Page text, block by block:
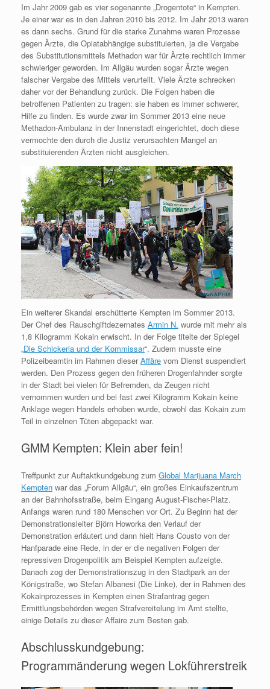
Im Jahr 2009 gab es vier sogenannte „Drogentote“ in Kempten.
Je einer war es in den Jahren 2010 bis 2012. Im Jahr 2013 waren
es dann sechs. Grund für die starke Zunahme waren Prozesse
gegen Ärzte, die Opiatabhängige substituierten, ja die Vergabe
des Substitutionsmittels Methadon war für Ärzte rechtlich immer
schwieriger geworden. Im Allgäu wurden sogar Ärzte wegen
falscher Vergabe des Mittels verurteilt. Viele Ärzte schrecken
daher vor der Behandlung zurück. Die Folgen haben die
betroffenen Patienten zu tragen: sie haben es immer schwerer,
Hilfe zu finden. Es wurde zwar im Sommer 2013 eine neue
Methadon-Ambulanz in der Innenstadt eingerichtet, doch diese
vermochte den durch die Justiz verursachten Mangel an
substituierenden Ärzten nicht ausgleichen.
Ein weiterer Skandal erschütterte Kempten im Sommer 2013.
Der Chef des Rauschgiftdezernates Armin N. wurde mit mehr als
1,8 Kilogramm Kokain erwischt. In der Folge titelte der Spiegel
„Die Schickeria und der Kommissar“. Zudem musste eine
Polizeibeamtin im Rahmen dieserAffäre vom Dienst suspendiert
werden. Den Prozess gegen den früheren Drogenfahnder sorgte
in der Stadt bei vielen für Befremden, da Zeugen nicht
vernommen wurden und bei fast zwei Kilogramm Kokain keine
Anklage wegen Handels erhoben wurde, obwohl das Kokain zum
Teil in einzelnen Tüten abgepackt war.
GMM Kempten: Klein aber fein!
Treffpunkt zur Auftaktkundgebung zum Global Marijuana March
Kempten war das „Forum Allgäu“, ein großes Einkaufszentrum
an der Bahnhofsstraße, beim Eingang August-Fischer-Platz.
Anfangs waren rund 180 Menschen vor Ort. Zu Beginn hat der
Demonstrationsleiter Björn Howorka den Verlauf der
Demonstration erläutert und dann hielt Hans Cousto von der
Hanfparade eine Rede, in der er die negativen Folgen der
repressiven Drogenpolitik am Beispiel Kempten aufzeigte.
Danach zog der Demonstrationszug in den Stadtpark an der
Königstraße, wo Stefan Albanesi (Die Linke), der in Rahmen des
Kokainprozesses in Kempten einen Strafantrag gegen
Ermittlungsbehörden wegen Strafvereitelung im Amt stellte,
einige Details zu dieser Affaire zum Besten gab.
Abschlusskundgebung:
Programmänderung wegen Lokführerstreik